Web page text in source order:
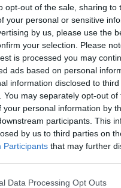
opt-out of the sale, sharing to
your personal or sensitive
by us, please use the
your selection. Please
is processed you may
ads based on personal
information disclosed to
You may separately opt-out of
your personal information by
participants. This
by us to third parties on
Participants that may further
that this website/app uses one
Data Processing Opt Outs
Szembesülne vele
letenni a gyermekeket
kitanítva,
átvenni.
Giró András mit hord
ha van neki.
szülei tanárok